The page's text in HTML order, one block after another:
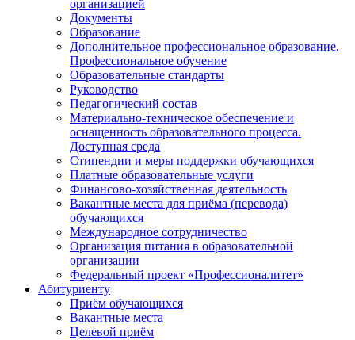
организацией
Документы
Образование
Дополнительное профессиональное образование.
Профессиональное обучение
Образовательные стандарты
Руководство
Педагогический состав
Материально-техническое обеспечение и
оснащенность образовательного процесса.
Доступная среда
Стипендии и меры поддержки обучающихся
Платные образовательные услуги
Финансово-хозяйственная деятельность
Вакантные места для приёма (перевода)
обучающихся
Международное сотрудничество
Организация питания в образовательной
организации
Федеральный проект «Профессионалитет»
Абитуриенту
Приём обучающихся
Вакантные места
Целевой приём